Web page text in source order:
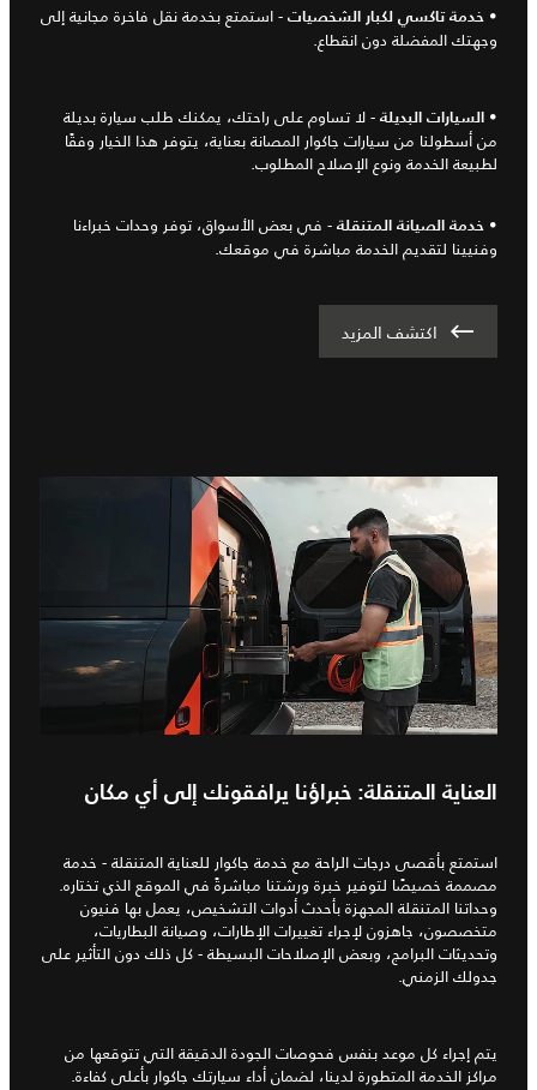
• خدمة تاكسي لكبار الشخصيات - استمتع بخدمة نقل فاخرة مجانية إلى
وجهتك المفضلة دون انقطاع.
• السيارات البديلة - لا تساوم على راحتك، يمكنك طلب سيارة بديلة
من أسطولنا من سيارات جاكوار المصانة بعناية، يتوفر هذا الخيار وفقًا
لطبيعة الخدمة ونوع الإصلاح المطلوب.
• خدمة الصيانة المتنقلة - في بعض الأسواق، توفر وحدات خبراءنا
وفنيينا لتقديم الخدمة مباشرة في موقعك.
اكتشف المزيد
العناية المتنقلة: خبراؤنا يرافقونك إلى أي مكان
استمتع بأقصى درجات الراحة مع خدمة جاكوار للعناية المتنقلة - خدمة
مصممة خصيصًا لتوفير خبرة ورشتنا مباشرةً في الموقع الذي تختاره.
وحداتنا المتنقلة المجهزة بأحدث أدوات التشخيص، يعمل بها فنيون
متخصصون، جاهزون لإجراء تغييرات الإطارات، وصيانة البطاريات،
وتحديثات البرامج، وبعض الإصلاحات البسيطة - كل ذلك دون التأثير على
جدولك الزمني.
يتم إجراء كل موعد بنفس فحوصات الجودة الدقيقة التي تتوقعها من
مراكز الخدمة المتطورة لدينا، لضمان أداء سيارتك جاكوار بأعلى كفاءة.